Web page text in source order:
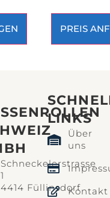
PREIS
Schneckelerstrasse
1
4414 Füllinsdorf
LINKS​
Über
uns
Kontakt